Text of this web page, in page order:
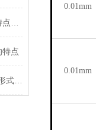
特点
0.01mm
0.01mm